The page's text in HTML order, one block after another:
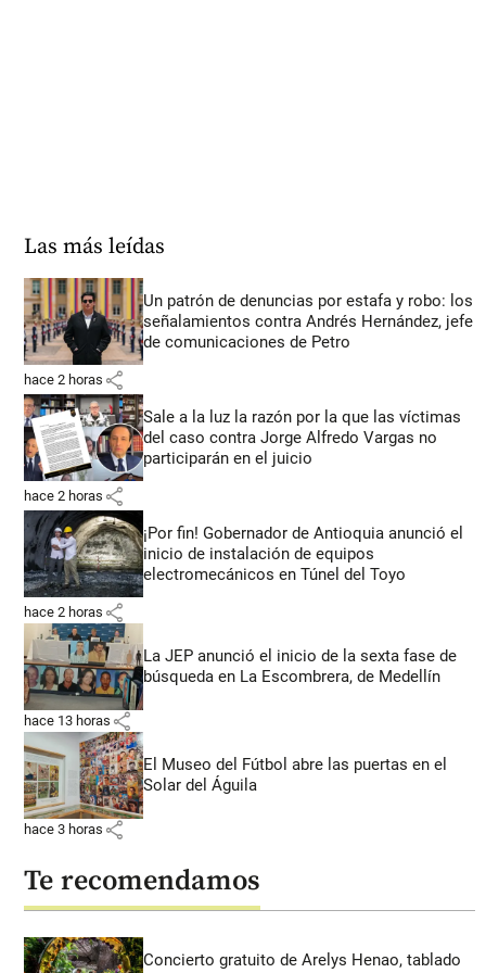
Las más leídas
Un patrón de denuncias por estafa y robo: los
señalamientos contra Andrés Hernández, jefe
de comunicaciones de Petro
hace 2 horas share
Sale a la luz la razón por la que las víctimas
del caso contra Jorge Alfredo Vargas no
participarán en el juicio
hace 2 horas share
¡Por fin! Gobernador de Antioquia anunció el
inicio de instalación de equipos
electromecánicos en Túnel del Toyo
hace 2 horas share
La JEP anunció el inicio de la sexta fase de
búsqueda en La Escombrera, de Medellín
hace 13 horas share
El Museo del Fútbol abre las puertas en el
Solar del Águila
hace 3 horas share
Te recomendamos
Concierto gratuito de Arelys Henao, tablado